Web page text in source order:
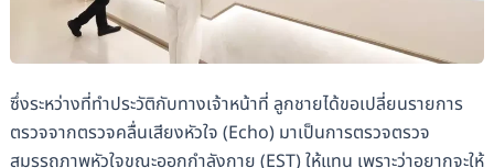
ซึ่งระหว่างที่ทำประวัติกับทางเจ้าหน้าที่ ลูกชายได้ขอเปลี่ยนรายการ
ตรวจจากตรวจคลื่นเสียงหัวใจ (Echo) มาเป็นการตรวจตรวจ
สมรรถภาพหัวใจขณะออกกำลังกาย (EST) ให้แทน เพราะว่าอยากจะให้